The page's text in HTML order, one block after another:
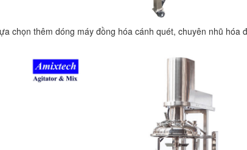
chọn thêm dóng máy đồng hóa cánh quét, chuyên nhũ hóa
MÁY TRỘN BỘT KHÔ 500KG
thiết kế thân bồn nằm ngang,
với cánh trộn bột xoay đảo
thuận nghịch. Vật liệu...